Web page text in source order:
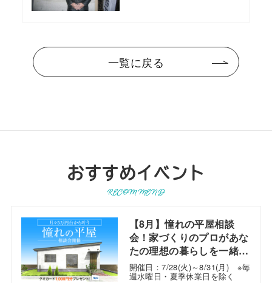
一覧に戻る
おすすめイベント
RECOMMEND
【8月】憧れの平屋相談
会！家づくりのプロがあな
たの理想の暮らしを一緒に
考えます！
開催日：7/28(火)～8/31(月) ※毎
週水曜日・夏季休業日を除く